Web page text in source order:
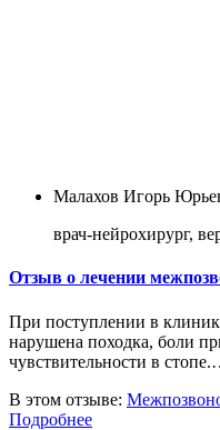
Малахов Игорь
врач-нейрохирург,
Отзыв о лечении
При поступлении в
нарушена походка, боли
чувствительности в
В этом отзыве:
Подробнее